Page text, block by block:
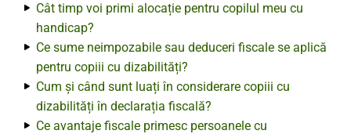
Cât timp voi primi alocație pentru copilul meu cu
handicap?
Ce sume neimpozabile sau deduceri fiscale se aplică
pentru copiii cu dizabilități?
Cum și când sunt luați în considerare copiii cu
dizabilități în declarația fiscală?
Ce avantaje fiscale primesc persoanele cu